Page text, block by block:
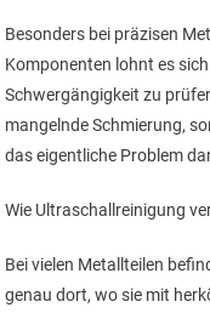
Besonders bei präzisen
Komponenten lohnt es
Schwergängigkeit zu
mangelnde Schmierung,
das eigentliche Problem
Wie Ultraschallreinigung
Bei vielen Metallteilen
genau dort, wo sie mit